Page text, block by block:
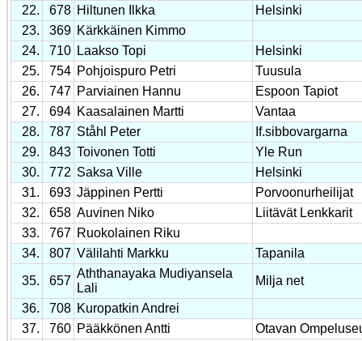
22.
678 Hiltunen Ilkka
Helsinki
23.
369 Kärkkäinen Kimmo
24.
710 Laakso Topi
Helsinki
25.
754 Pohjoispuro Petri
Tuusula
26.
747 Parviainen Hannu
Espoon Tapiot
27.
694 Kaasalainen Martti
Vantaa
28.
787 Ståhl Peter
If.sibbovargarna
29.
843 Toivonen Totti
Yle Run
30.
772 Saksa Ville
Helsinki
31.
693 Jäppinen Pertti
Porvoonurheilijat
32.
658 Auvinen Niko
Liitävät Lenkkarit
33.
767 Ruokolainen Riku
34.
807 Välilahti Markku
Tapanila
35.
657
Aththanayaka Mudiyansela
Lali
Milja net
36.
708 Kuropatkin Andrei
37.
760 Pääkkönen Antti
Otavan